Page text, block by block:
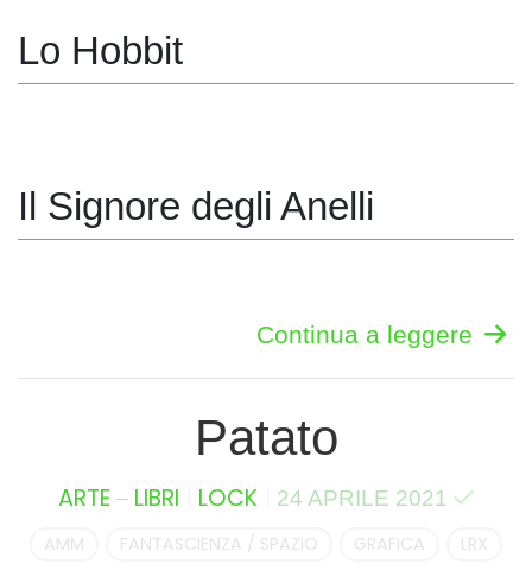
Lo Hobbit
Il Signore degli Anelli
Continua a leggere
Patato
ARTE– LIBRI LOCK 24 APRILE 2021
AMM FANTASCIENZA / SPAZIO GRAFICA
LRX